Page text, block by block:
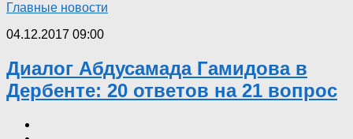
Главные новости
04.12.2017 09:00
Диалог Абдусамада Гамидова в
Дербенте: 20 ответов на 21 вопрос